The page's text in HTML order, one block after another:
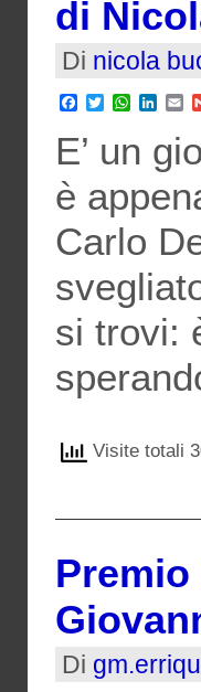
di
Di nicola
Facebook
Twitter
E’ un
è
Carlo
si trovi:
Visite totali
Di